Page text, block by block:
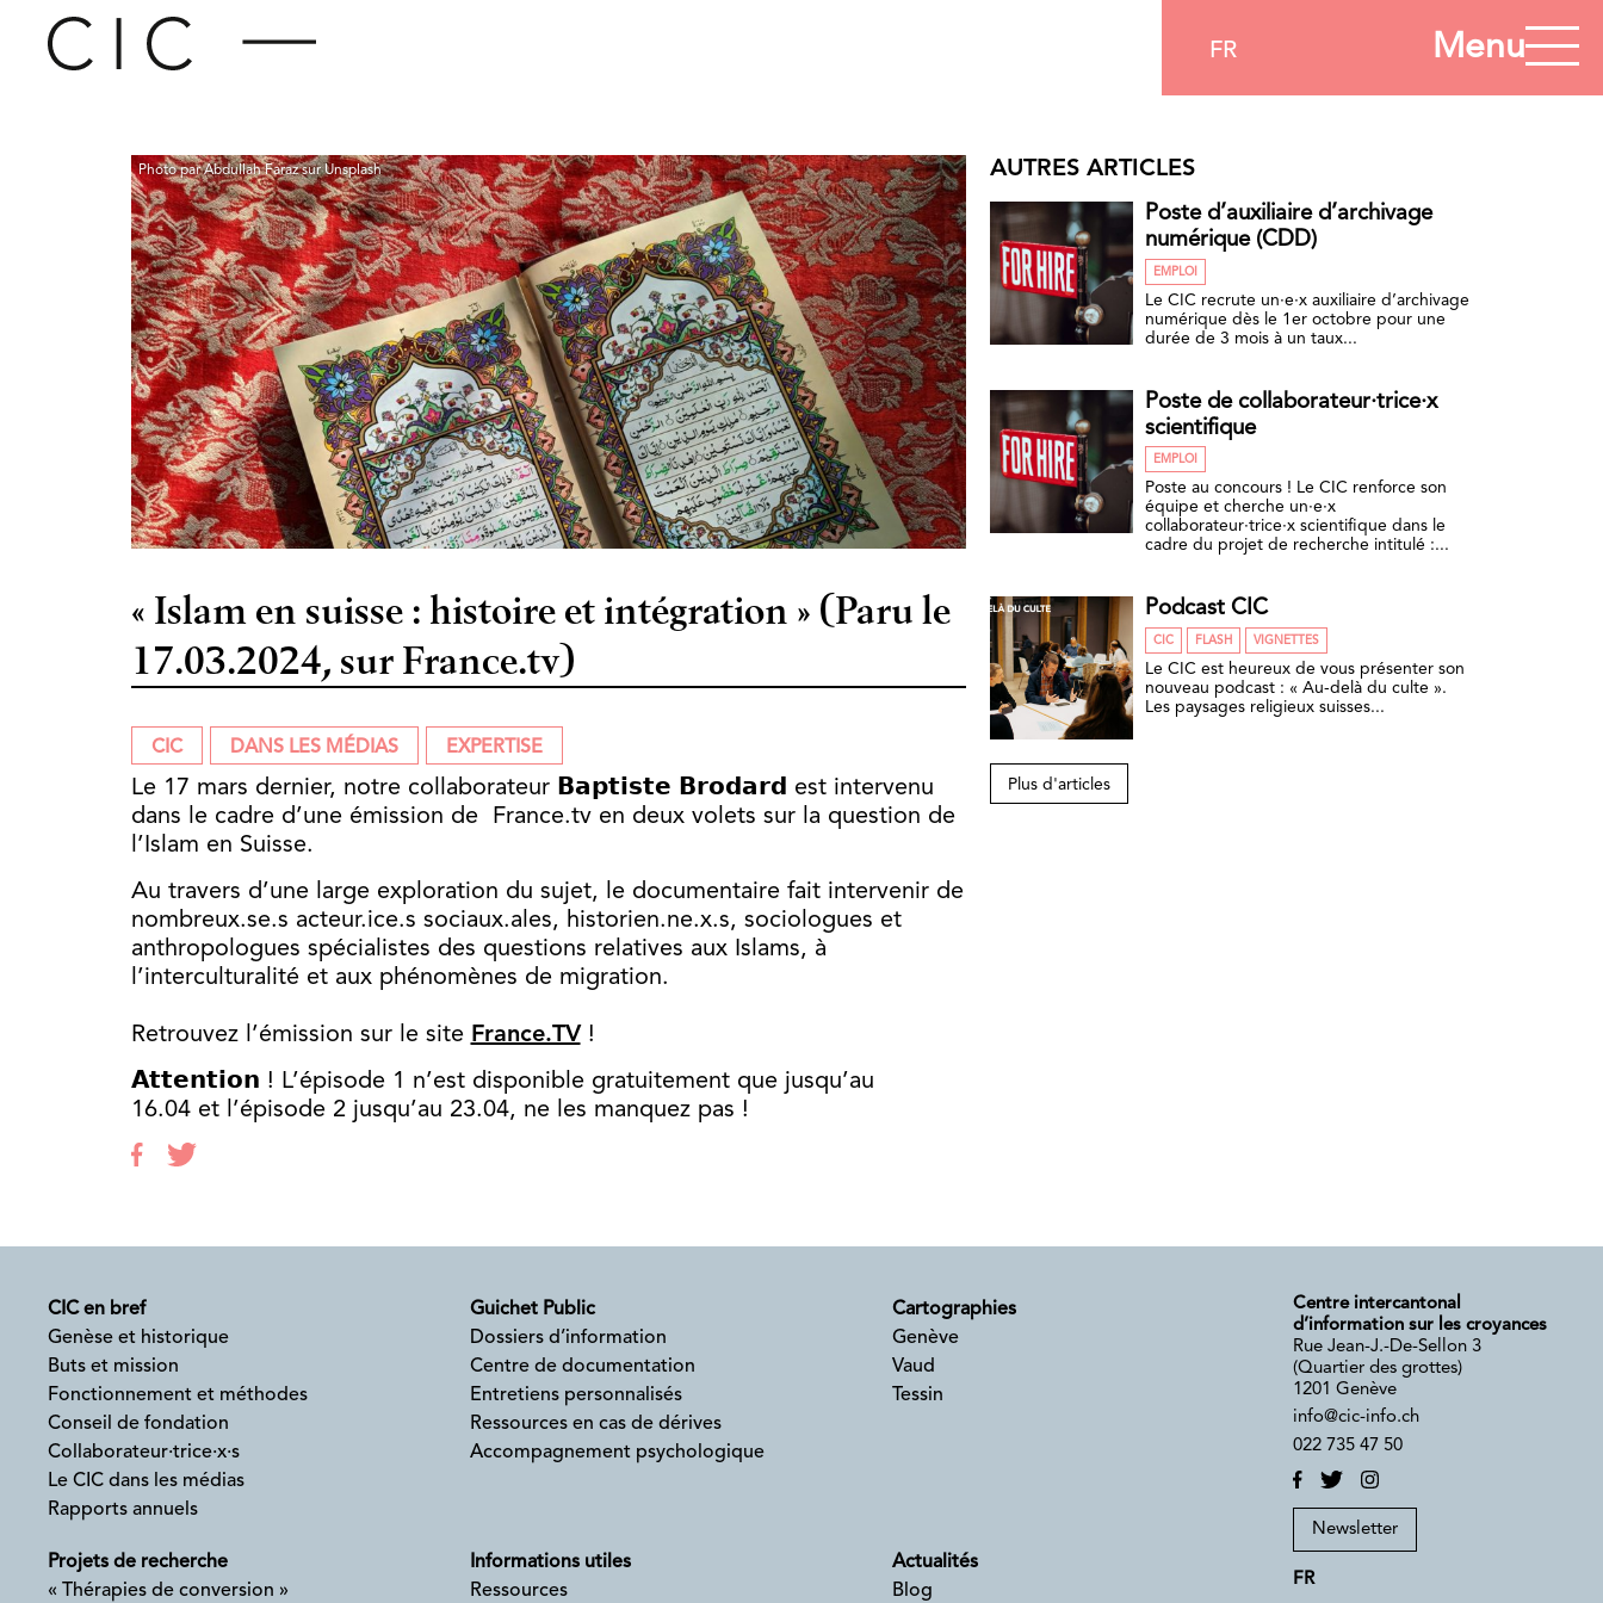
FR Menu
Photo par Abdullah Faraz sur Unsplash
« Islam en suisse : histoire et intégration » (Paru le
17.03.2024, sur France.tv)
CIC DANS LES MÉDIAS EXPERTISE
Le 17 mars dernier, notre collaborateur 𝗕𝗮𝗽𝘁𝗶𝘀𝘁𝗲 𝗕𝗿𝗼𝗱𝗮𝗿𝗱 est intervenu
dans le cadre d’une émission de France.tv en deux volets sur la question de
l’Islam en Suisse.
Au travers d’une large exploration du sujet, le documentaire fait intervenir de
nombreux.se.s acteur.ice.s sociaux.ales, historien.ne.x.s, sociologues et
anthropologues spécialistes des questions relatives aux Islams, à
l’interculturalité et aux phénomènes de migration.
Retrouvez l’émission sur le site France.TV!
𝗔𝘁𝘁𝗲𝗻𝘁𝗶𝗼𝗻 ! L’épisode 1 n’est disponible gratuitement que jusqu’au
16.04 et l’épisode 2 jusqu’au 23.04, ne les manquez pas !
AUTRES ARTICLES
Poste d’auxiliaire d’archivage
numérique (CDD)
EMPLOI
Le CIC recrute un·e·x auxiliaire d’archivage
numérique dès le 1er octobre pour une
durée de 3 mois à un taux...
Poste de collaborateur·trice·x
scientifique
EMPLOI
Poste au concours ! Le CIC renforce son
équipe et cherche un·e·x
collaborateur·trice·x scientifique dans le
cadre du projet de recherche intitulé :...
Podcast CIC
CIC FLASH VIGNETTES
Le CIC est heureux de vous présenter son
nouveau podcast : « Au-delà du culte ».
Les paysages religieux suisses...
Plus d'articles
CIC en bref
Genèse et historique
Buts et mission
Fonctionnement et méthodes
Conseil de fondation
Collaborateur·trice·x·s
Le CIC dans les médias
Rapports annuels
Guichet Public
Dossiers d’information
Centre de documentation
Entretiens personnalisés
Ressources en cas de dérives
Accompagnement psychologique
Cartographies
Genève
Vaud
Tessin
Projets de recherche
« Thérapies de conversion »
Informations utiles
Ressources
Actualités
Blog
Centre intercantonal
d’information sur les croyances
Rue Jean-J.-De-Sellon 3
(Quartier des grottes)
1201 Genève
info@cic-info.ch
022 735 47 50
Newsletter
FR